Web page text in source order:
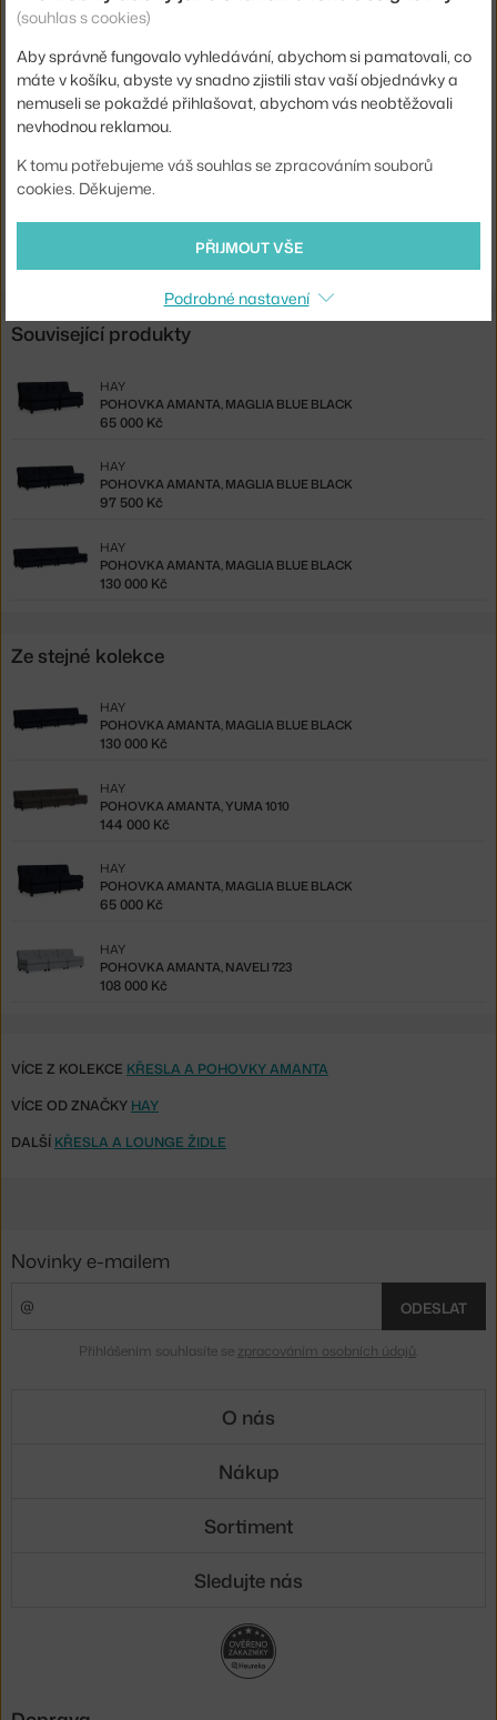
Barva:
černá, tmavě modrá
Sedák:
čalouněný
Podnož:
plast
Ste zo Slovenska? Prejdite na
Shopping from the EU? Switch toAmanta 1-Seater, Maglia blue
Související produkty
POHOVKA AMANTA, MAGLIA BLUE BLACK
HAY
65 000 Kč
POHOVKA AMANTA, MAGLIA BLUE BLACK
HAY
97 500 Kč
POHOVKA AMANTA, MAGLIA BLUE BLACK
HAY
130 000 Kč
Ze stejné kolekce
POHOVKA AMANTA, MAGLIA BLUE BLACK
HAY
130 000 Kč
POHOVKA AMANTA, YUMA 1010
HAY
144 000 Kč
POHOVKA AMANTA, MAGLIA BLUE BLACK
HAY
65 000 Kč
POHOVKA AMANTA, NAVELI 723
HAY
108 000 Kč
VÍCE Z KOLEKCE KŘESLA A POHOVKY AMANTA
VÍCE OD ZNAČKY HAY
DALŠÍ KŘESLA A LOUNGE ŽIDLE
(souhlas s cookies)
Aby správně fungovalo vyhledávání, abychom si pamatovali, co
máte v košíku, abyste vy snadno zjistili stav vaší objednávky a
nemuseli se pokaždé přihlašovat, abychom vás neobtěžovali
nevhodnou reklamou.
K tomu potřebujeme váš souhlas se zpracováním souborů
cookies. Děkujeme.
PŘIJMOUT VŠE
Podrobné nastavení
Novinky e-mailem
ODESLAT
Přihlášením souhlasíte se zpracováním osobních údajů
O nás
Nákup
Sortiment
Sledujte nás